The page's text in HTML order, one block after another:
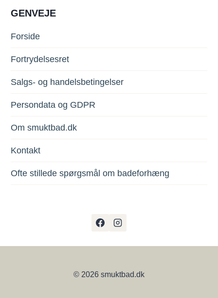
GENVEJE
Forside
Fortrydelsesret
Salgs- og handelsbetingelser
Persondata og GDPR
Om smuktbad.dk
Kontakt
Ofte stillede spørgsmål om badeforhæng
© 2026 smuktbad.dk